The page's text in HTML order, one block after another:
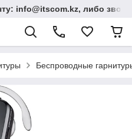
info@itscom.kz, либо
Беспроводные